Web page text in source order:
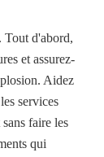
Tout d'abord,
et assurez-
Aidez
services
faire les
qui